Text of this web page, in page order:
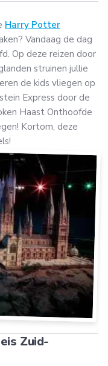
Harry Potter
Vandaag de dag
Op deze reizen door
struinen jullie
de kids vliegen op
Express door de
Haast Onthoofde
Kortom, deze
Zuid-